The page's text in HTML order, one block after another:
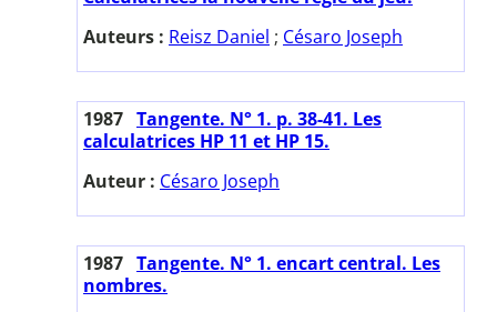
Auteurs : Reisz Daniel ; Césaro Joseph
1987 Tangente. N° 1. p. 38-41. Les
calculatrices HP 11 et HP 15.
Auteur : Césaro Joseph
1987 Tangente. N° 1. encart central. Les
nombres.